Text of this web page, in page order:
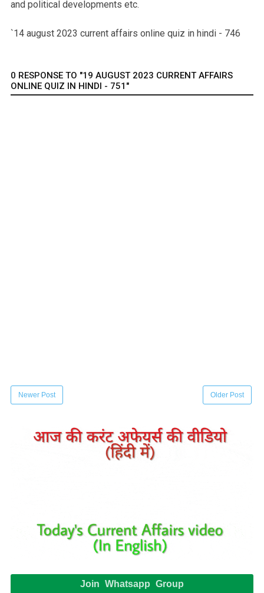
and political developments etc.
`14 august 2023 current affairs online quiz in hindi - 746
0 RESPONSE TO "19 AUGUST 2023 CURRENT AFFAIRS
ONLINE QUIZ IN HINDI - 751"
Newer Post Older Post
Join Whatsapp Group